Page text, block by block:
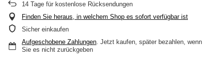
14 Tage für kostenlose Rücksendungen
Finden Sie heraus, in welchem Shop es sofort verfügbar ist
Sicher einkaufen
Aufgeschobene Zahlungen. Jetzt kaufen, später bezahlen, wenn
Sie es nicht zurückgeben